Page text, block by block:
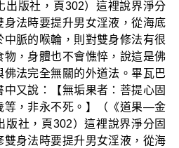
出版社，頁302）這裡說界淨分
身法時要提升男女淫液，從海底
脈的喉輪，則對雙身修法有很
物，身體也不會憔悴，說這是佛
法完全無關的外道法。畢瓦巴
又說：【無垢果者：菩提心固
等，非永不死。】（《道果—金
版社，頁302）這裡說界淨分固
身法時要提升男女淫液，從海